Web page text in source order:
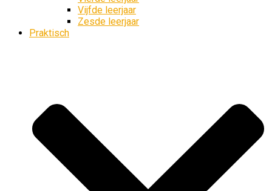
Vijfde leerjaar
Zesde leerjaar
Praktisch